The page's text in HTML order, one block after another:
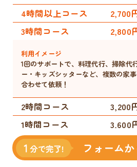
4時間以上コース 2,700
3時間コース
2,800
利用イメージ
1回のサポートで、料理代行、掃除代
ー・キッズシッターなど、複数の家
合わせて依頼！
2時間コース 3,200
1時間コース
3,600
利用イメージ
1回のサポートで、料理代行、ベビー
フォーム